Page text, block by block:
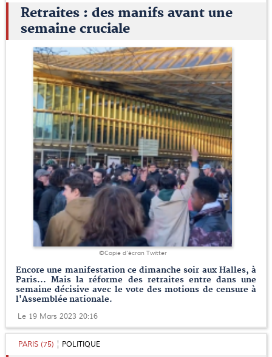
Retraites : des manifs avant une
semaine cruciale
©Copie d'écran Twitter
Encore une manifestation ce dimanche soir aux Halles, à
Paris... Mais la réforme des retraites entre dans une
semaine décisive avec le vote des motions de censure à
l'Assemblée nationale.
Le 19 Mars 2023 20:16
PARIS (75) POLITIQUE